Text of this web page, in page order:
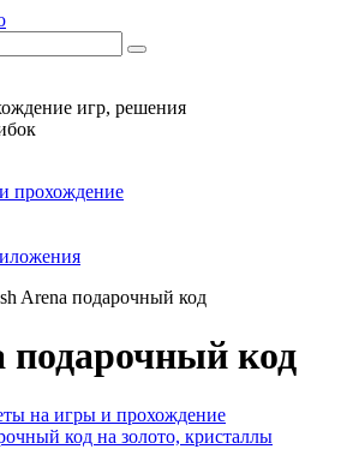
игр, решения
прохождение
Arena подарочный код
подарочный код
на игры и прохождение
код на золото, кристаллы